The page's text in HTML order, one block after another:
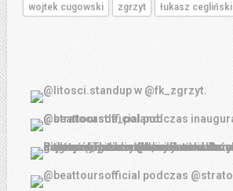
wojtek cugowski
zgrzyt łukasz cegliński